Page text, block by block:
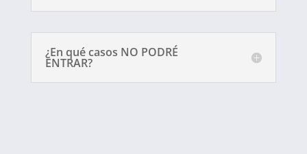
¿En qué casos NO PODRÉ
ENTRAR?